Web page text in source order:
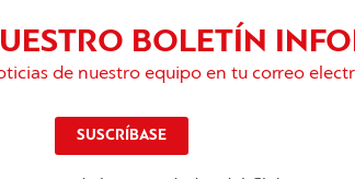
BOLETÍN
de nuestro equipo en tu correo
SUSCRÍBASE